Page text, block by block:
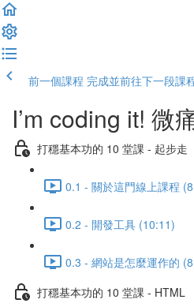
前一個課程 完成並前往下一段課
I’m coding it! 微
打穩基本功的 10 堂課 - 起步走
0.1 - 關於這門線上課程
0.2 - 開發工具 (10:11)
0.3 - 網站是怎麼運作的
打穩基本功的 10 堂課 - HTML